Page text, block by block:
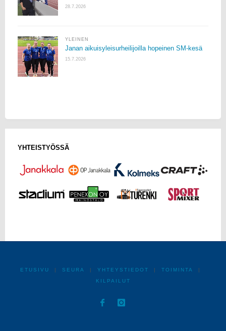
28.7.2026
YLEINEN
Janan aikuisyleisurheilijoilla hopeinen SM-kesä
15.7.2026
YHTEISTYÖSSÄ
ETUSIVU | SEURA | YHTEYSTIEDOT | TOIMINTA
|
KILPAILUT